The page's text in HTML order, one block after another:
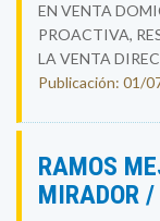
EN VENTA
PROACTIVA,
LA VENTA
Publicación: 01/
RAMOS
MIRADOR